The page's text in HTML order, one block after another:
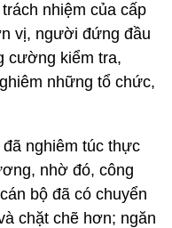
nhiệm của cấp
vị, người đứng đầu
cường kiểm tra,
những tổ chức,
nghiêm túc thực
nhờ đó, công
bộ đã có chuyển
chặt chẽ hơn; ngăn